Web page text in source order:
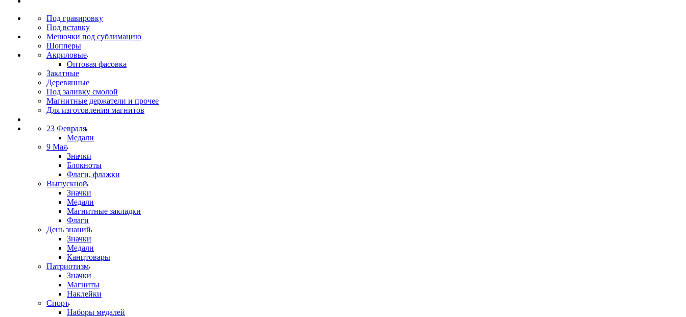
Под гравировку
Под вставку
Мешочки под сублимацию
Шопперы
Акриловые
Оптовая фасовка
Закатные
Деревянные
Под заливку смолой
Магнитные держатели и прочее
Для изготовления магнитов
23 Февраля
Медали
9 Мая
Значки
Блокноты
Флаги, флажки
Выпускной
Значки
Медали
Магнитные закладки
Флаги
День знаний
Значки
Медали
Канцтовары
Патриотизм
Значки
Магниты
Наклейки
Спорт
Наборы медалей